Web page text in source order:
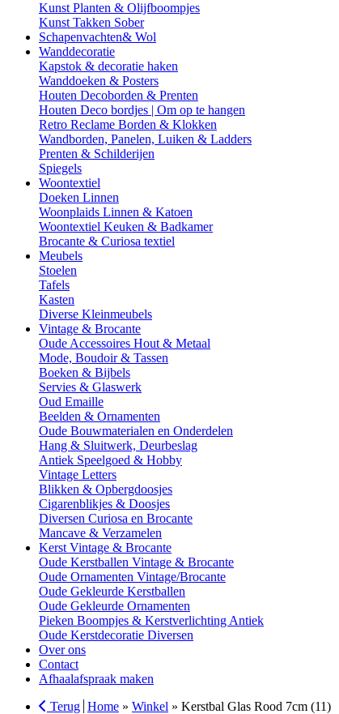
Kunst Planten & Olijfboompjes
Kunst Takken Sober
Schapenvachten& Wol
Wanddecoratie
Kapstok & decoratie haken
Wanddoeken & Posters
Houten Decoborden & Prenten
Houten Deco bordjes | Om op te hangen
Retro Reclame Borden & Klokken
Wandborden, Panelen, Luiken & Ladders
Prenten & Schilderijen
Spiegels
Woontextiel
Doeken Linnen
Woonplaids Linnen & Katoen
Woontextiel Keuken & Badkamer
Brocante & Curiosa textiel
Meubels
Stoelen
Tafels
Kasten
Diverse Kleinmeubels
Vintage & Brocante
Oude Accessoires Hout & Metaal
Mode, Boudoir & Tassen
Boeken & Bijbels
Servies & Glaswerk
Oud Emaille
Beelden & Ornamenten
Oude Bouwmaterialen en Onderdelen
Hang & Sluitwerk, Deurbeslag
Antiek Speelgoed & Hobby
Vintage Letters
Blikken & Opbergdoosjes
Cigarenblikjes & Doosjes
Diversen Curiosa en Brocante
Mancave & Verzamelen
Kerst Vintage & Brocante
Oude Kerstballen Vintage & Brocante
Oude Ornamenten Vintage/Brocante
Oude Gekleurde Kerstballen
Oude Gekleurde Ornamenten
Pieken Boompjes & Kerstverlichting Antiek
Oude Kerstdecoratie Diversen
Over ons
Contact
Afhaalafspraak maken
Terug Home » Winkel » Kerstbal Glas Rood 7cm (11)